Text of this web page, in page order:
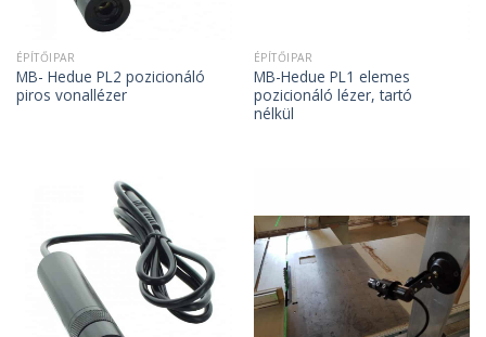
ÉPÍTŐIPAR
MB- Hedue PL2 pozicionáló
piros vonallézer
ÉPÍTŐIPAR
MB-Hedue PL1 elemes
pozicionáló lézer, tartó
nélkül